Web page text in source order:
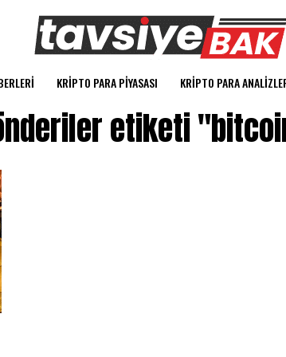
KRIPTO PARA PIYASASI KRIPTO PARA
etiketi